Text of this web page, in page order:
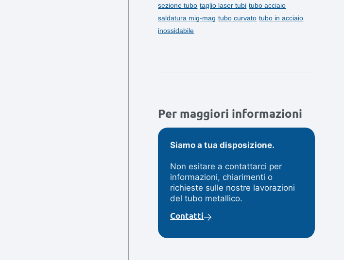
sezione tubo taglio laser tubi tubo acciaio
saldatura mig-mag tubo curvato tubo in acciaio
inossidabile
Per maggiori informazioni
Siamo a tua disposizione.
Non esitare a contattarci per
informazioni, chiarimenti o
richieste sulle nostre lavorazioni
del tubo metallico.
Contatti